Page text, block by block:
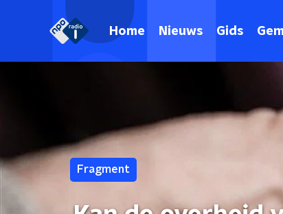
Home Nieuws Gids
Fragment